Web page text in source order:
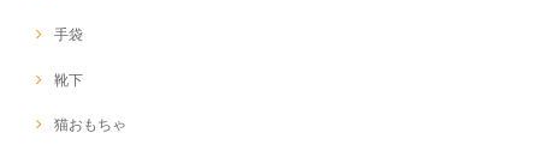
手袋
靴下
猫おもちゃ